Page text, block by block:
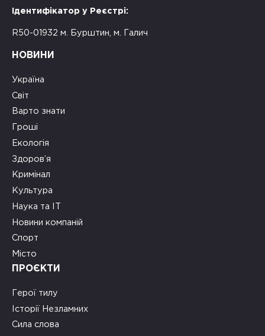
Ідентифікатор у Реєстрі:
R50-01932 м. Бурштин, м. Галич
НОВИНИ
Україна
Світ
Варто знати
Гроші
Екологія
Здоров’я
Кримінал
Культура
Наука та ІТ
Новини компаній
Спорт
Місто
ПРОЄКТИ
Герої тилу
Історії Незламних
Сила слова